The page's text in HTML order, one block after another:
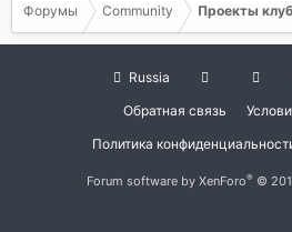
Форумы Community Проекты
Russia
Обратная связь
Политика
Forum software by XenForo® ©